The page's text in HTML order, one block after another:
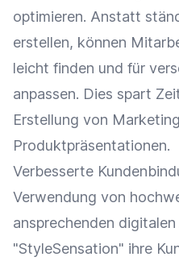
optimieren. Anstatt
erstellen, können
leicht finden und für
anpassen. Dies spart
Erstellung von
Produktpräsentationen.
Verbesserte
Verwendung von
ansprechenden
"StyleSensation" ihre